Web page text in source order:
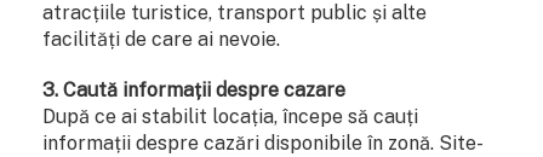
atracțiile turistice, transport public și alte
facilități de care ai nevoie.
3. Caută informații despre cazare
După ce ai stabilit locația, începe să cauți
informații despre cazări disponibile în zonă. Site-